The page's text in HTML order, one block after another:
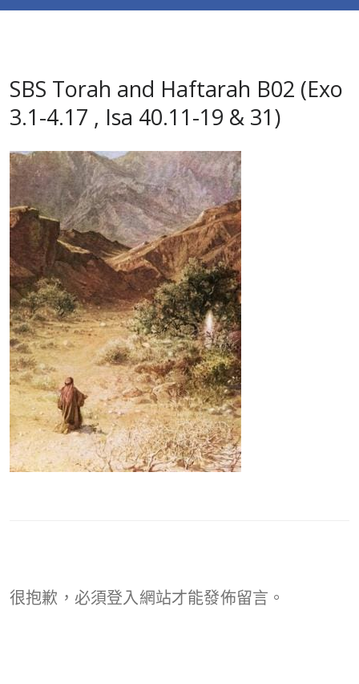
SBS Torah and Haftarah B02 (Exo
3.1-4.17 , Isa 40.11-19 & 31)
很抱歉，必須登入網站才能發佈留言。